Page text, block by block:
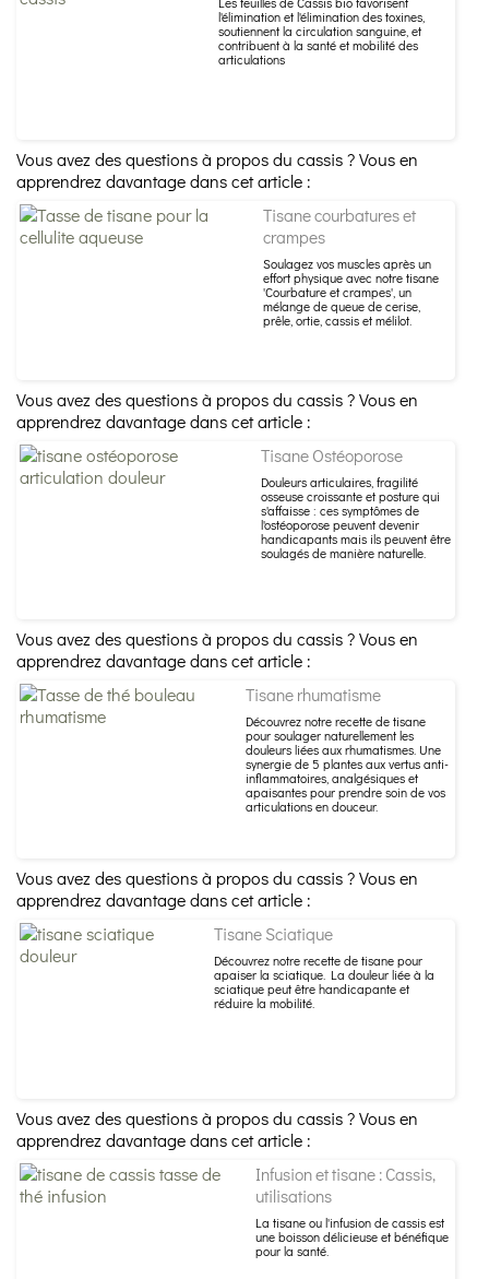
l'élimination et l'élimination des toxines,
soutiennent la circulation sanguine, et
contribuent à la santé et mobilité des
articulations
Vous avez des questions à propos du cassis ? Vous en
apprendrez davantage dans cet article :
Tisane courbatures et
crampes
Soulagez vos muscles après un
effort physique avec notre tisane
'Courbature et crampes', un
mélange de queue de cerise,
prêle, ortie, cassis et mélilot.
Vous avez des questions à propos du cassis ? Vous en
apprendrez davantage dans cet article :
Tisane Ostéoporose
Douleurs articulaires, fragilité
osseuse croissante et posture qui
s'affaisse : ces symptômes de
l'ostéoporose peuvent devenir
handicapants mais ils peuvent être
soulagés de manière naturelle.
Vous avez des questions à propos du cassis ? Vous en
apprendrez davantage dans cet article :
Tisane rhumatisme
Découvrez notre recette de tisane
pour soulager naturellement les
douleurs liées aux rhumatismes. Une
synergie de 5 plantes aux vertus anti-
inflammatoires, analgésiques et
apaisantes pour prendre soin de vos
articulations en douceur.
Vous avez des questions à propos du cassis ? Vous en
apprendrez davantage dans cet article :
Tisane Sciatique
Découvrez notre recette de tisane pour
apaiser la sciatique. La douleur liée à la
sciatique peut être handicapante et
réduire la mobilité.
Vous avez des questions à propos du cassis ? Vous en
apprendrez davantage dans cet article :
Infusion et tisane : Cassis,
utilisations
La tisane ou l'infusion de cassis est
une boisson délicieuse et bénéfique
pour la santé.